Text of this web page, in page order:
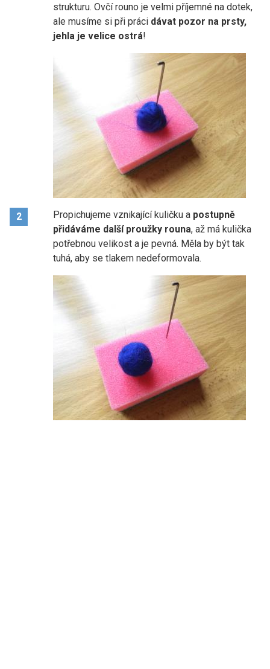
strukturu. Ovčí rouno je velmi příjemné na dotek,
ale musíme si při práci dávat pozor na prsty,
jehla je velice ostrá!
2 Propichujeme vznikající kuličku a postupně
přidáváme další proužky rouna, až má kulička
potřebnou velikost a je pevná. Měla by být tak
tuhá, aby se tlakem nedeformovala.